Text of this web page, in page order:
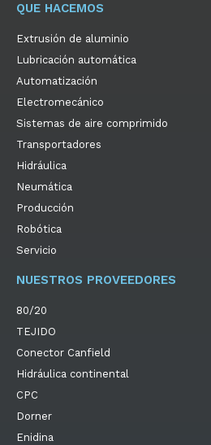
QUE HACEMOS
Extrusión de aluminio
Lubricación automática
Automatización
Electromecánico
Sistemas de aire comprimido
Transportadores
Hidráulica
Neumática
Producción
Robótica
Servicio
NUESTROS PROVEEDORES
80/20
TEJIDO
Conector Canfield
Hidráulica continental
CPC
Dorner
Enidina